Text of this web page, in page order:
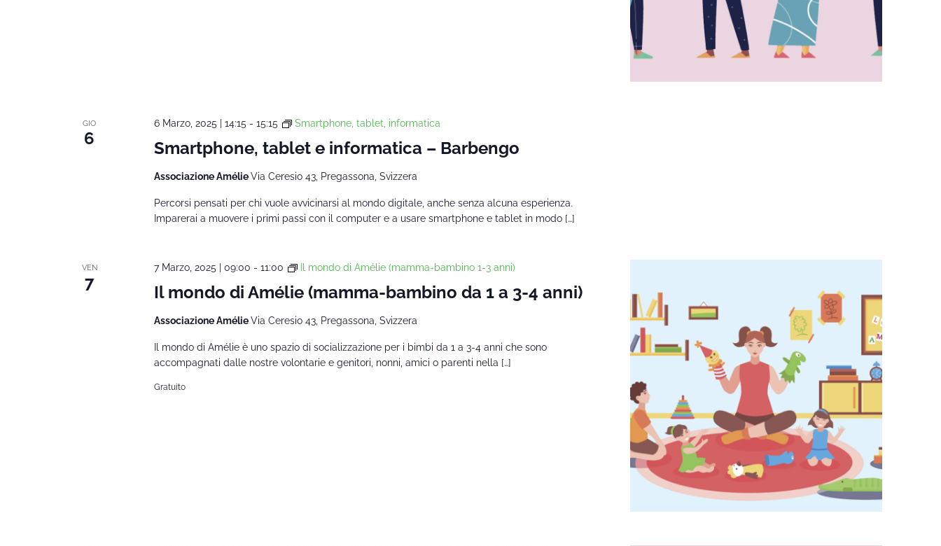
GIO
6 Smartphone, tablet e informatica – Barbengo
6 Marzo, 2025 | 14:15 - 15:15 Smartphone, tablet, informatica
Associazione AmélieVia Ceresio 43, Pregassona, Svizzera
Percorsi pensati per chi vuole avvicinarsi al mondo digitale, anche senza alcuna esperienza.
Imparerai a muovere i primi passi con il computer e a usare smartphone e tablet in modo […]
VEN
7 Il mondo di Amélie (mamma-bambino da 1 a 3-4 anni)
7 Marzo, 2025 | 09:00 - 11:00 Il mondo di Amélie (mamma-bambino 1-3 anni)
Associazione AmélieVia Ceresio 43, Pregassona, Svizzera
Il mondo di Amélie è uno spazio di socializzazione per i bimbi da 1 a 3-4 anni che sono
accompagnati dalle nostre volontarie e genitori, nonni, amici o parenti nella […]
Gratuito